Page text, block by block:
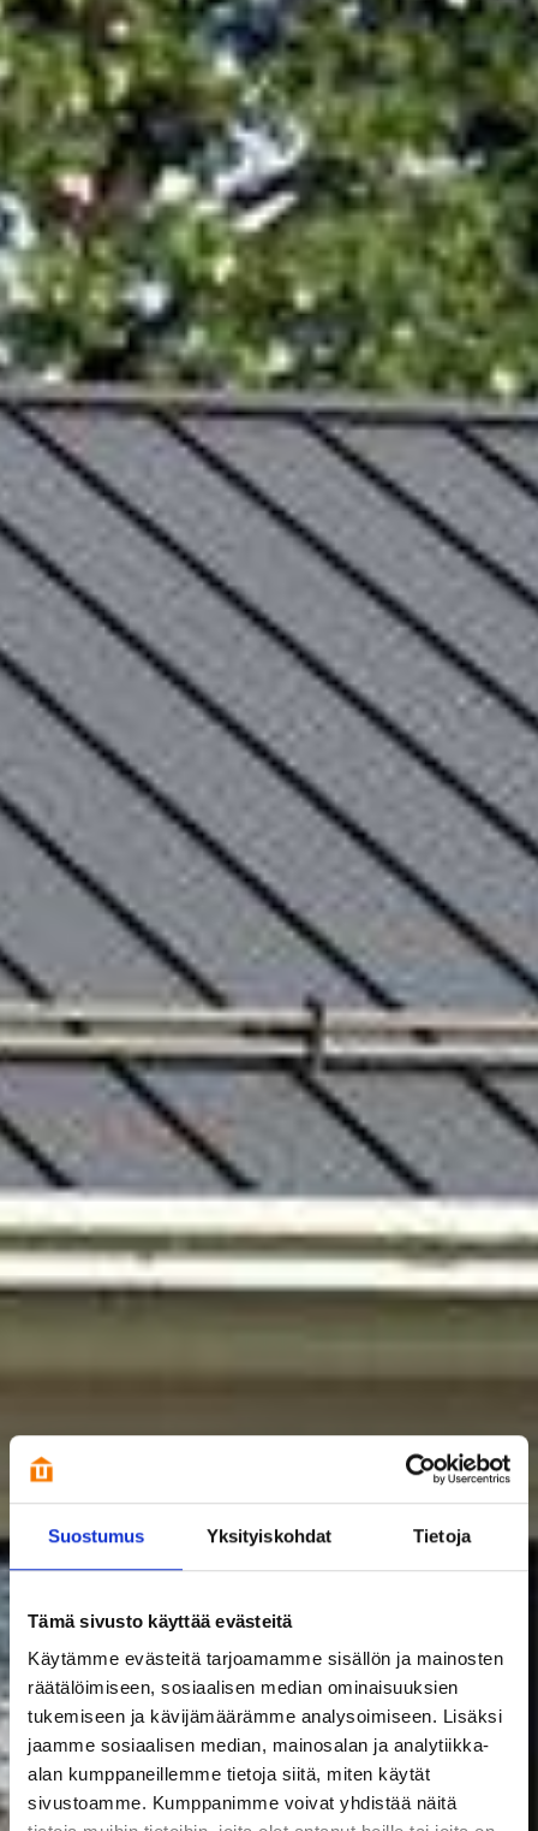
Suostumus Yksityiskohdat Tietoja
Tämä sivusto käyttää evästeitä
Käytämme evästeitä tarjoamamme sisällön ja mainosten
räätälöimiseen, sosiaalisen median ominaisuuksien
tukemiseen ja kävijämäärämme analysoimiseen. Lisäksi
jaamme sosiaalisen median, mainosalan ja analytiikka-
alan kumppaneillemme tietoja siitä, miten käytät
sivustoamme. Kumppanimme voivat yhdistää näitä